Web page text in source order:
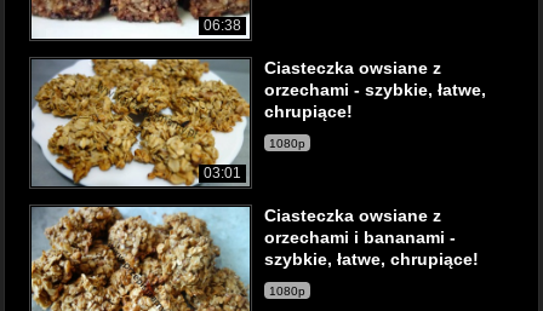
06:38
03:01
Ciasteczka owsiane z
orzechami - szybkie, łatwe,
chrupiące!
1080p
Ciasteczka owsiane z
orzechami i bananami -
szybkie, łatwe, chrupiące!
1080p